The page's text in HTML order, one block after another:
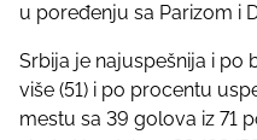
u poređenju sa Parizom i
Srbija je najuspešnija i po
više (51) i po procentu
mestu sa 39 golova iz 71